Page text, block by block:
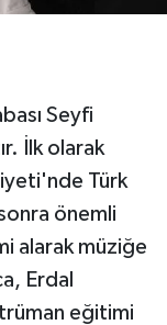
Seyfi
İlk olarak
Türk
önemli
alarak müziğe
Erdal
eğitimi